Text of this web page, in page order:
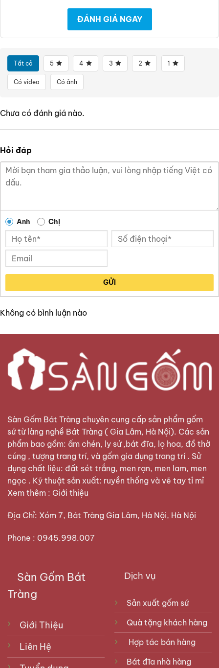
ĐÁNH GIÁ NGAY
Tất cả 5 4 3 2 1
Có video Có ảnh
Chưa có đánh giá nào.
Hỏi đáp
Anh Chị
GỬI
Không có bình luận nào
Sàn Gốm Bát Tràng chuyên cung cấp sản phẩm gốm
sứ từ làng nghề Bát Tràng ( Gia Lâm, Hà Nội). Các sản
phẩm bao gồm: ấm chén, ly sứ ,bát đĩa, lọ hoa, đồ thờ
cúng , tượng trang trí, và gốm gia dụng trang trí . Sử
dụng chất liệu: đất sét trắng, men rạn, men lam, men
ngọc . Kỹ thuật sản xuất: ruyền thống và vẽ tay tỉ mỉ
Xem thêm : Giới thiệu
Địa Chỉ: Xóm 7, Bát Tràng Gia Lâm, Hà Nội, Hà Nội
Phone : 0945.998.007
Sàn Gốm Bát
Tràng
Giới Thiệu
Liên Hệ
Dịch vụ
Sản xuất gốm sứ
Quà tặng khách hàng
Hợp tác bán hàng
Bát đĩa nhà hàng